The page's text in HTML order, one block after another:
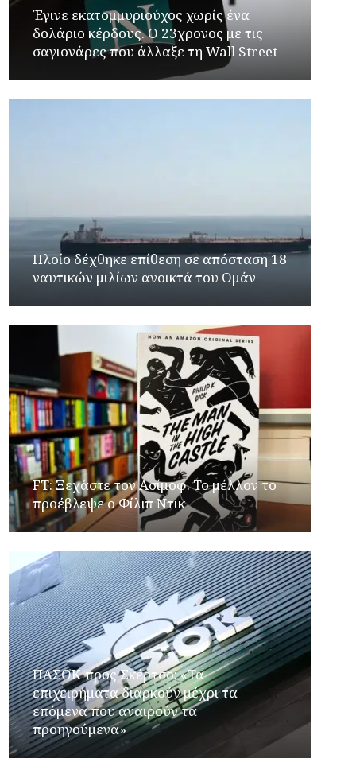
Έγινε εκατομμυριούχος χωρίς ένα
δολάριο κέρδους. Ο 23χρονος με τις
σαγιονάρες που άλλαξε τη Wall Street
Πλοίο δέχθηκε επίθεση σε απόσταση 18
ναυτικών μιλίων ανοικτά του Ομάν
FT: Ξεχάστε τον Ασίμοφ. Το μέλλον το
προέβλεψε ο Φίλιπ Ντικ
ΠΑΣΟΚ προς Σκέρτσο: «Τα
επιχειρήματα διαρκούν μέχρι τα
επόμενα που αναιρούν τα
προηγούμενα»